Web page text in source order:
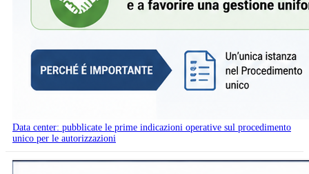
Data center: pubblicate le prime indicazioni operative sul procedimento
unico per le autorizzazioni